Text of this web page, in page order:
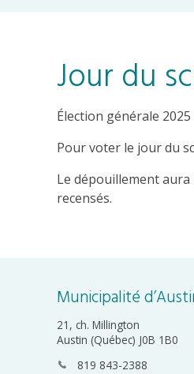
Jour du
Élection générale 2025
Pour voter le jour du
Le dépouillement
recensés.
Municipalité
21, ch. Millington
Austin (Québec) J0B 1B0
819 843-2388